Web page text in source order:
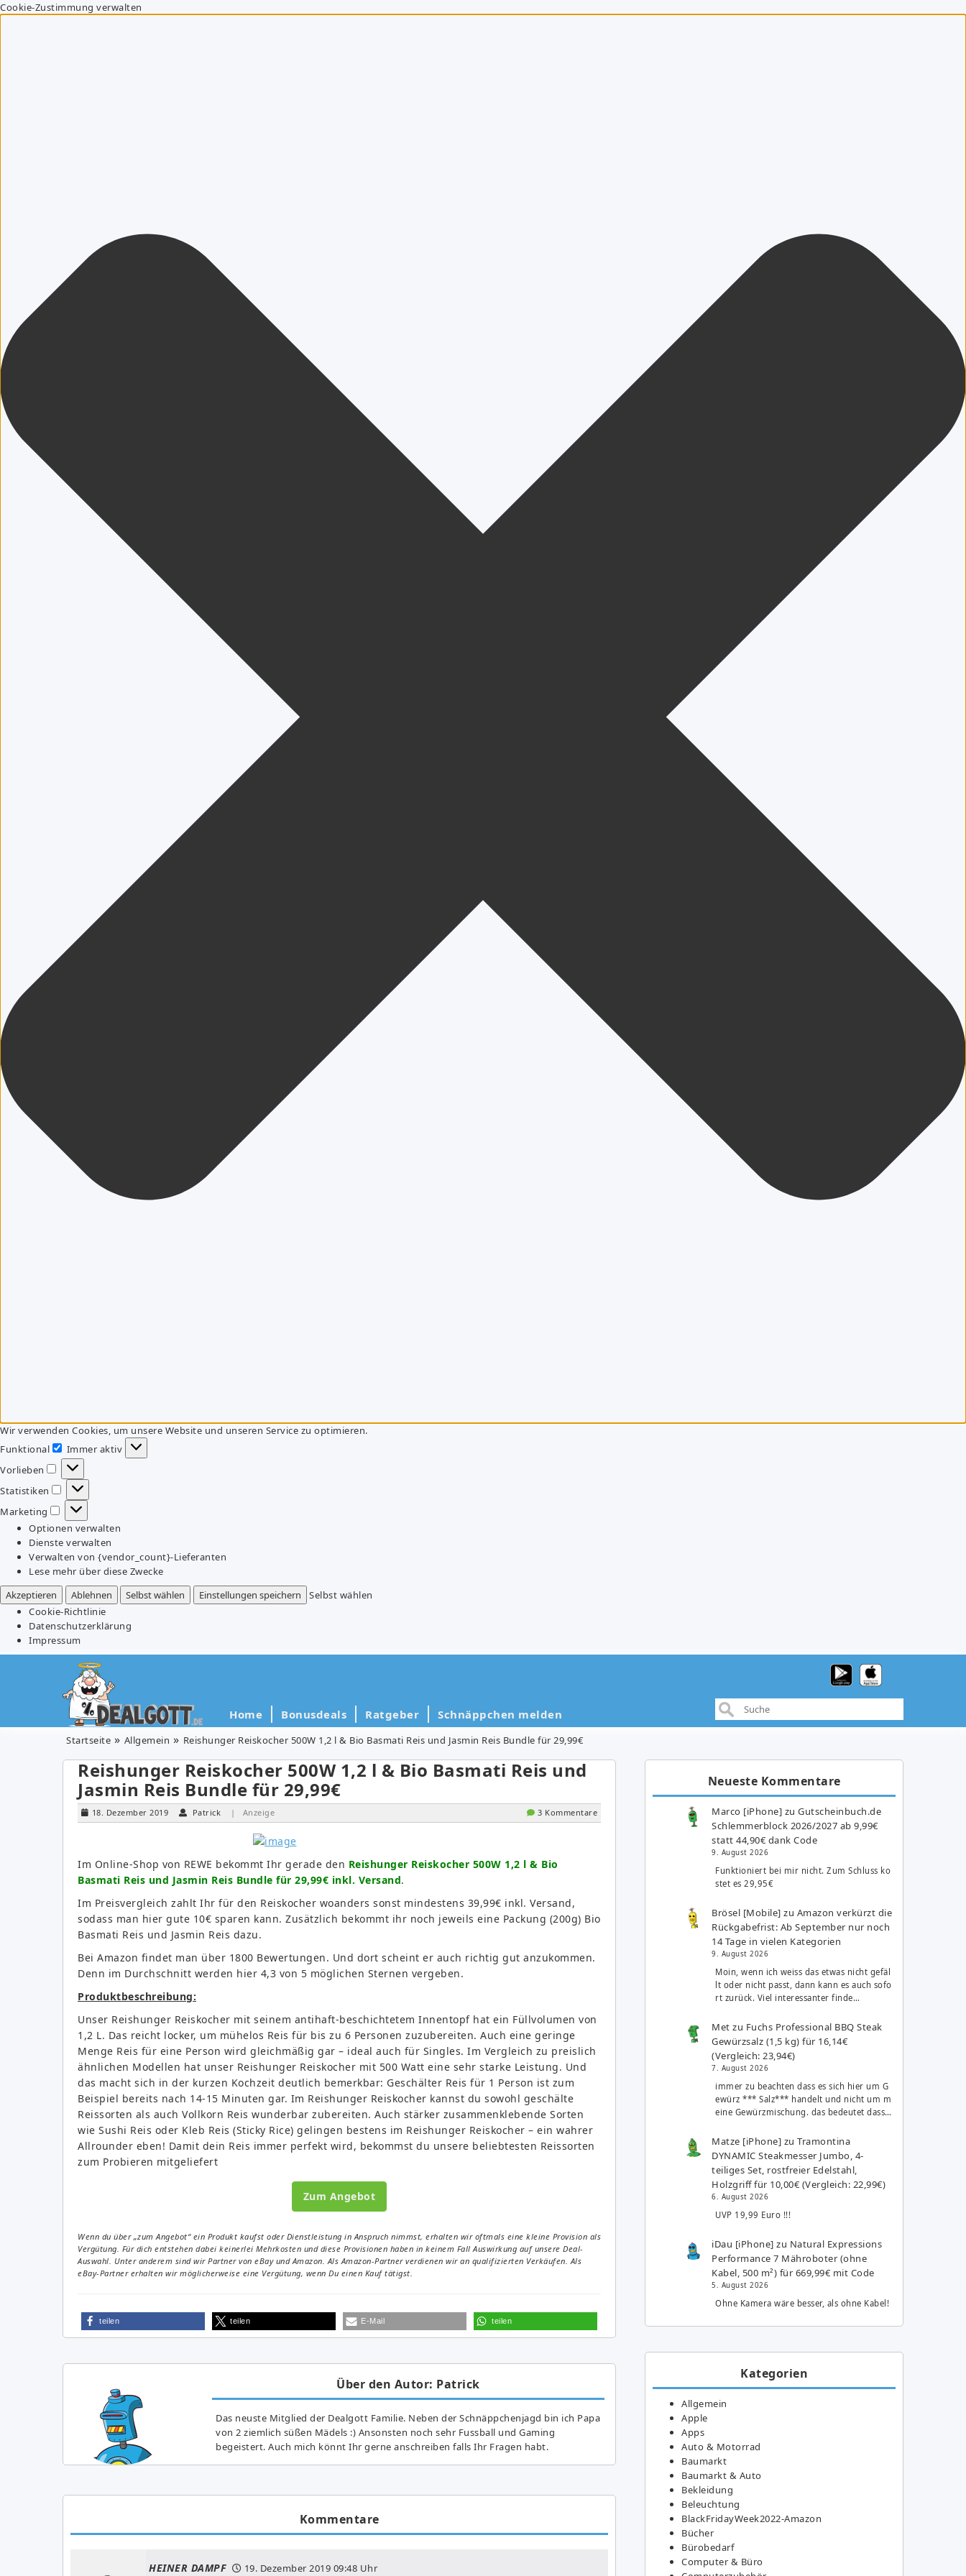
Cookie-Zustimmung verwalten
Wir verwenden Cookies, um unsere Website und unseren Service zu optimieren.
Funktional
Funktional
Immer aktiv
Vorlieben
Vorlieben
Statistiken
Statistiken
Marketing
Marketing
Optionen verwalten
Dienste verwalten
Verwalten von {vendor_count}-Lieferanten
Lese mehr über diese Zwecke
Akzeptieren
Ablehnen Selbst wählen Einstellungen speichern
Selbst wählen
Cookie-Richtlinie
Datenschutzerklärung
Impressum
Home Bonusdeals Ratgeber Schnäppchen melden
Startseite Allgemein Reishunger Reiskocher 500W 1,2 l & Bio Basmati Reis und Jasmin Reis Bundle für 29,99€
Reishunger Reiskocher 500W 1,2 l & Bio Basmati Reis und
Jasmin Reis Bundle für 29,99€
18. Dezember 2019 Patrick | Anzeige 3 Kommentare
Im Online-Shop von REWE bekommt Ihr gerade den Reishunger Reiskocher 500W 1,2 l & Bio
Basmati Reis und Jasmin Reis Bundle für 29,99€ inkl. Versand.
Im Preisvergleich zahlt Ihr für den Reiskocher woanders sonst mindestens 39,99€ inkl. Versand,
sodass man hier gute 10€ sparen kann. Zusätzlich bekommt ihr noch jeweils eine Packung (200g) Bio
Basmati Reis und Jasmin Reis dazu.
Bei Amazon findet man über 1800 Bewertungen. Und dort scheint er auch richtig gut anzukommen.
Denn im Durchschnitt werden hier 4,3 von 5 möglichen Sternen vergeben.
Produktbeschreibung:
Unser Reishunger Reiskocher mit seinem antihaft-beschichtetem Innentopf hat ein Füllvolumen von
1,2 L. Das reicht locker, um mühelos Reis für bis zu 6 Personen zuzubereiten. Auch eine geringe
Menge Reis für eine Person wird gleichmäßig gar – ideal auch für Singles. Im Vergleich zu preislich
ähnlichen Modellen hat unser Reishunger Reiskocher mit 500 Watt eine sehr starke Leistung. Und
das macht sich in der kurzen Kochzeit deutlich bemerkbar: Geschälter Reis für 1 Person ist zum
Beispiel bereits nach 14-15 Minuten gar. Im Reishunger Reiskocher kannst du sowohl geschälte
Reissorten als auch Vollkorn Reis wunderbar zubereiten. Auch stärker zusammenklebende Sorten
wie Sushi Reis oder Kleb Reis (Sticky Rice) gelingen bestens im Reishunger Reiskocher – ein wahrer
Allrounder eben! Damit dein Reis immer perfekt wird, bekommst du unsere beliebtesten Reissorten
zum Probieren mitgeliefert
Zum Angebot
Wenn du über „zum Angebot“ ein Produkt kaufst oder Dienstleistung in Anspruch nimmst, erhalten wir oftmals eine kleine Provision als
Vergütung. Für dich entstehen dabei keinerlei Mehrkosten und diese Provisionen haben in keinem Fall Auswirkung auf unsere Deal-
Auswahl. Unter anderem sind wir Partner von eBay und Amazon. Als Amazon-Partner verdienen wir an qualifizierten Verkäufen. Als
eBay-Partner erhalten wir möglicherweise eine Vergütung, wenn Du einen Kauf tätigst.
teilen teilen E-Mail teilen
Über den Autor: Patrick
Das neuste Mitglied der Dealgott Familie. Neben der Schnäppchenjagd bin ich Papa
von 2 ziemlich süßen Mädels :) Ansonsten noch sehr Fussball und Gaming
begeistert. Auch mich könnt Ihr gerne anschreiben falls Ihr Fragen habt.
Kommentare
HEINER DAMPF 19. Dezember 2019 09:48 Uhr
Neueste Kommentare
Marco [iPhone] zuGutscheinbuch.de
Schlemmerblock 2026/2027 ab 9,99€
statt 44,90€ dank Code
9. August 2026
Funktioniert bei mir nicht. Zum Schluss ko
stet es 29,95€
Brösel [Mobile] zu Amazon verkürzt die
Rückgabefrist: Ab September nur noch
14 Tage in vielen Kategorien
9. August 2026
Moin, wenn ich weiss das etwas nicht gefäl
lt oder nicht passt, dann kann es auch sofo
rt zurück. Viel interessanter finde…
Met zu Fuchs Professional BBQ Steak
Gewürzsalz (1,5 kg) für 16,14€
(Vergleich: 23,94€)
7. August 2026
immer zu beachten dass es sich hier um G
ewürz *** Salz*** handelt und nicht um m
eine Gewürzmischung. das bedeutet dass…
Matze [iPhone] zuTramontina
DYNAMIC Steakmesser Jumbo, 4-
teiliges Set, rostfreier Edelstahl,
Holzgriff für 10,00€ (Vergleich: 22,99€)
6. August 2026
UVP 19,99 Euro !!!
iDau [iPhone] zu Natural Expressions
Performance 7 Mähroboter (ohne
Kabel, 500 m²) für 669,99€ mit Code
5. August 2026
Ohne Kamera wäre besser, als ohne Kabel!
Kategorien
Allgemein
Apple
Apps
Auto & Motorrad
Baumarkt
Baumarkt & Auto
Bekleidung
Beleuchtung
BlackFridayWeek2022-Amazon
Bücher
Bürobedarf
Computer & Büro